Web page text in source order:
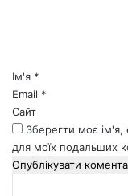
*Ім'я *
Email *
Сайт
Зберегти моє ім'я,
для моїх подальших